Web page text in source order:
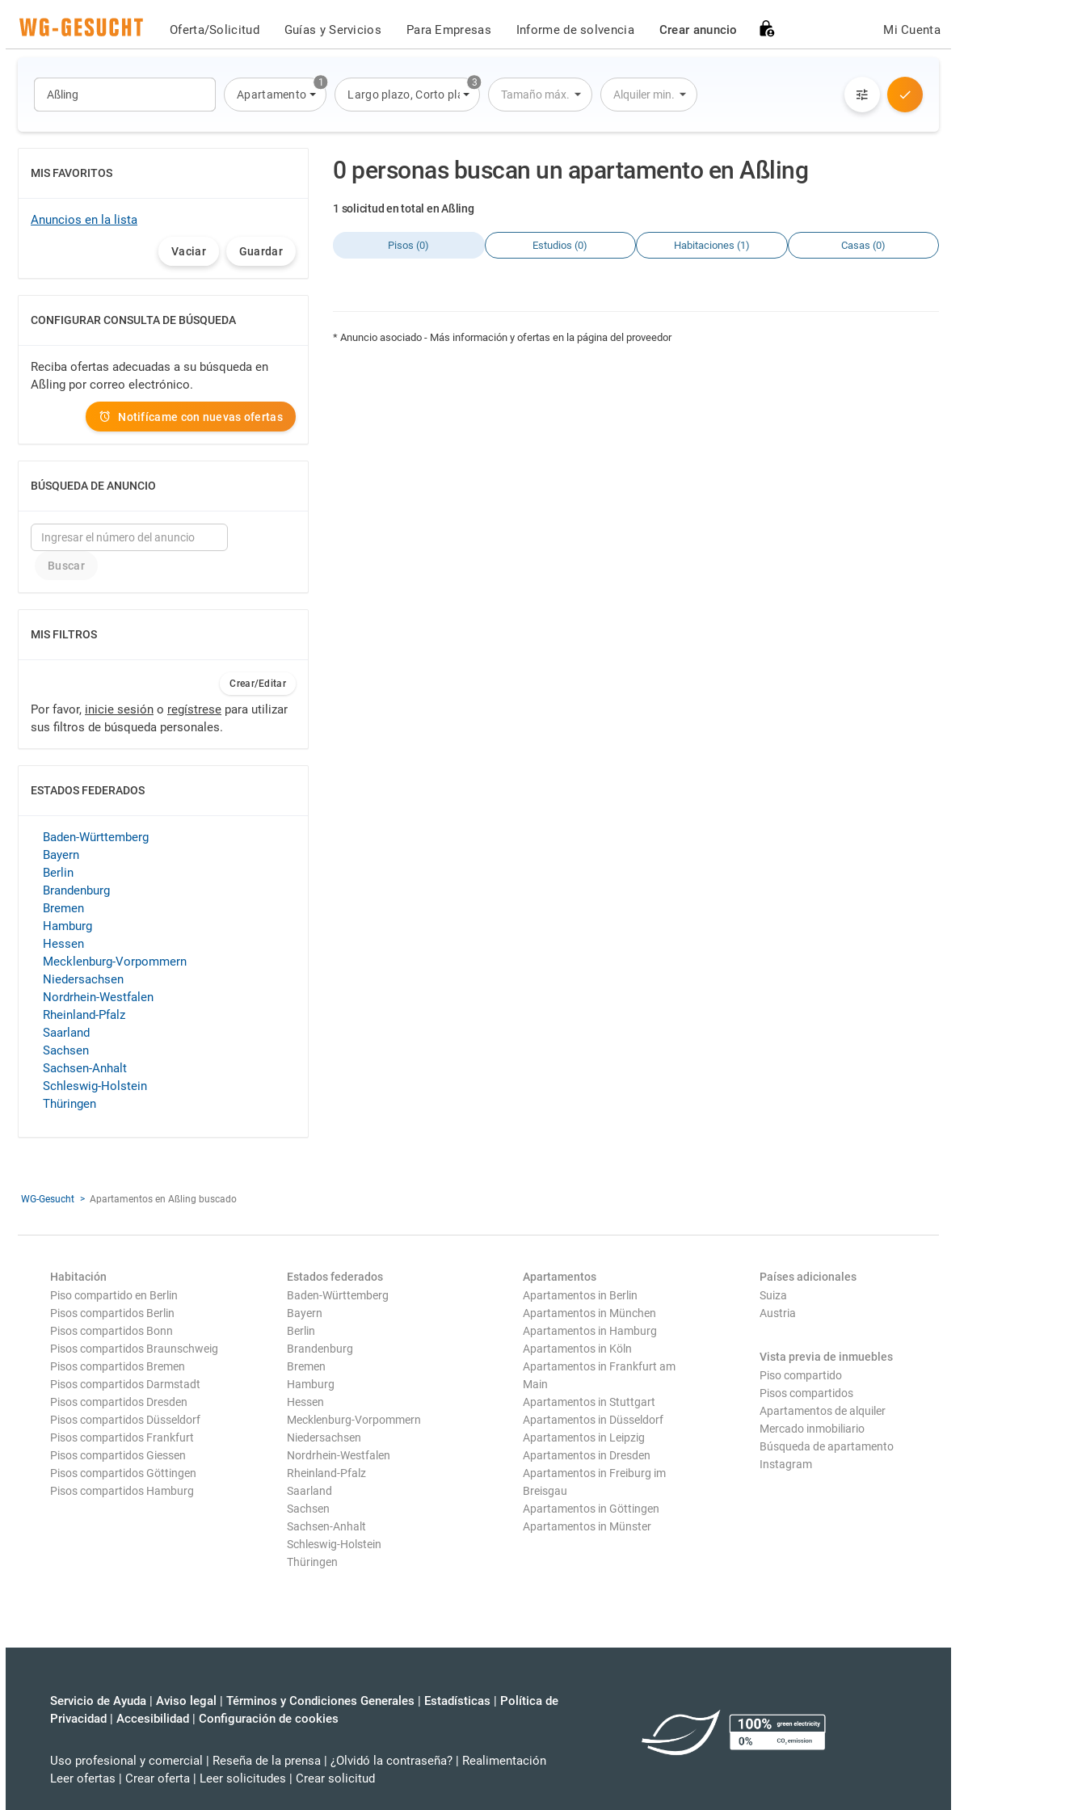
Oferta/Solicitud Guías y Servicios Para Empresas Informe de solvencia Crear anuncio Mi Cuenta
1
Apartamento
3
Largo plazo,Corto plazo , Alquiler por día
Tamaño máx. Alquiler min.
0 personas buscan un apartamento en Aßling
1 solicitud en total en Aßling
Pisos (0) Estudios (0) Habitaciones (1) Casas (0)
* Anuncio asociado - Más información y ofertas en la página del proveedor
MIS FAVORITOS
MOSTRAR
Anuncios en la lista
Vaciar Guardar
CONFIGURAR CONSULTA DE BÚSQUEDA
MOSTRAR
Reciba ofertas adecuadas a su búsqueda en
Aßling por correo electrónico.
Notifícame con nuevas ofertas
BÚSQUEDA DE ANUNCIO
MOSTRAR
MIS FILTROS
MOSTRAR
Crear/Editar
Por favor, inicie sesión o regístrese para utilizar
sus filtros de búsqueda personales.
ESTADOS FEDERADOS
MOSTRAR
Baden-Württemberg
Bayern
Berlin
Brandenburg
Bremen
Hamburg
Hessen
Mecklenburg-Vorpommern
Niedersachsen
Nordrhein-Westfalen
Rheinland-Pfalz
Saarland
Sachsen
Sachsen-Anhalt
Schleswig-Holstein
Thüringen
WG-Gesucht Apartamentos en Aßling buscado
Habitación
Piso compartido en Berlin
Pisos compartidos Berlin
Pisos compartidos Bonn
Pisos compartidos Braunschweig
Pisos compartidos Bremen
Pisos compartidos Darmstadt
Pisos compartidos Dresden
Pisos compartidos Düsseldorf
Pisos compartidos Frankfurt
Pisos compartidos Giessen
Pisos compartidos Göttingen
Pisos compartidos Hamburg
Estados federados
Baden-Württemberg
Bayern
Berlin
Brandenburg
Bremen
Hamburg
Hessen
Mecklenburg-Vorpommern
Niedersachsen
Nordrhein-Westfalen
Rheinland-Pfalz
Saarland
Sachsen
Sachsen-Anhalt
Schleswig-Holstein
Thüringen
Apartamentos
Apartamentos in Berlin
Apartamentos in München
Apartamentos in Hamburg
Apartamentos in Köln
Apartamentos in Frankfurt am
Main
Apartamentos in Stuttgart
Apartamentos in Düsseldorf
Apartamentos in Leipzig
Apartamentos in Dresden
Apartamentos in Freiburg im
Breisgau
Apartamentos in Göttingen
Apartamentos in Münster
Países adicionales
Suiza
Austria
Vista previa de inmuebles
Piso compartido
Pisos compartidos
Apartamentos de alquiler
Mercado inmobiliario
Búsqueda de apartamento
Instagram
Servicio de Ayuda | Aviso legal | Términos y Condiciones Generales | Estadísticas | Política de
Privacidad | Accesibilidad | Configuración de cookies
Uso profesional y comercial | Reseña de la prensa | ¿Olvidó la contraseña? | Realimentación
Leer ofertas | Crear oferta | Leer solicitudes | Crear solicitud